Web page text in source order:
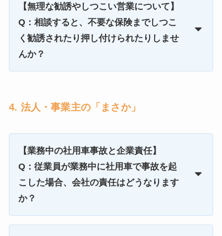
【無理な勧誘やしつこい営業について】
Q：相談すると、不要な保険までしつこ
く勧誘されたり押し付けられたりしませ
んか？
4. 法人・事業主の「まさか」
【業務中の社用車事故と企業責任】
Q：従業員が業務中に社用車で事故を起
こした場合、会社の責任はどうなります
か？